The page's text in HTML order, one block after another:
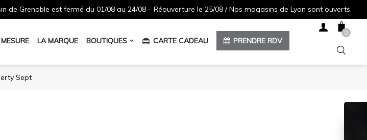
Grenoble est fermé du 01/08 au 24/08 – Réouverture le 25/08 / Nos magasins de Lyon sont ouverts.
LA MARQUE BOUTIQUES redeem CARTE CADEAU PRENDRE RDV
0
Sept